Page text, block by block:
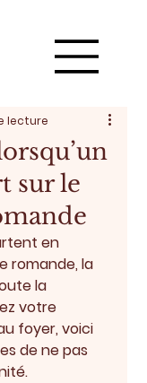
sur le
lecture
en
romande, la
la
votre
foyer, voici
de ne pas